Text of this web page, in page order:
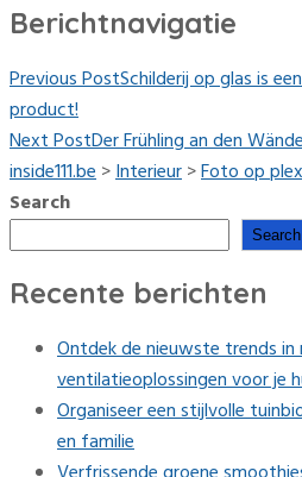
Berichtnavigatie
Previous PostSchilderij op glas is
product!
Next PostDer Frühling an den
inside111.be>Interieur>Foto op
Search
Search
Recente berichten
Ontdek de nieuwste trends in
ventilatieoplossingen voor je
Organiseer een stijlvolle
en familie